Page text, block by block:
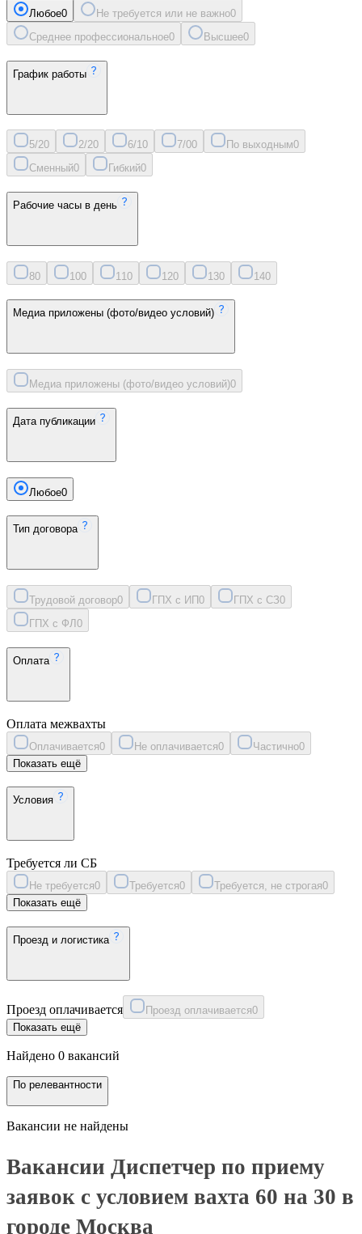
Любое0 Не требуется или не важно0
Среднее профессиональное0 Высшее0
График работы
5/20 2/20 6/10 7/00 По выходным0
Сменный0 Гибкий0
Рабочие часы в день
80 100 11 0 120 130 140
Медиа приложены (фото/видео условий)
Медиа приложены (фото/видео условий)0
Дата публикации
Любое0
Тип договора
Трудовой договор0 ГПХ с ИП0 ГПХ с СЗ0
ГПХ с ФЛ 0
Оплата
Оплата межвахты
Оплачивается0 Не оплачивается0 Частично0
Показать ещё
Условия
Требуется ли СБ
Не требуется0 Требуется0 Требуется, не строгая0
Показать ещё
Проезд и логистика
Проезд оплачивается Проезд оплачивается0
Показать ещё
Найдено 0 вакансий
По релевантности
Вакансии не найдены
Вакансии Диспетчер по приему
заявок с условием вахта 60 на 30 в
городе Москва